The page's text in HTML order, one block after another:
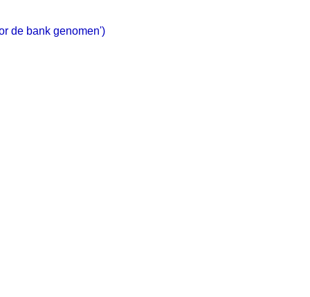
de bank genomen')